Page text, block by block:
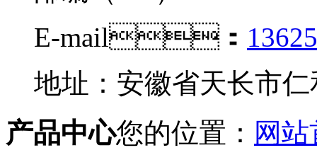
E-mail：
地址：安徽省天长市
产品中心您的位置： 网